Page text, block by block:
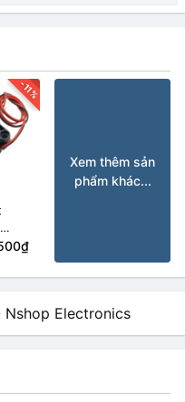
-11%
Xem thêm sản
phẩm khác...